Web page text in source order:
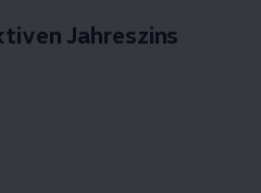
Jahreszins